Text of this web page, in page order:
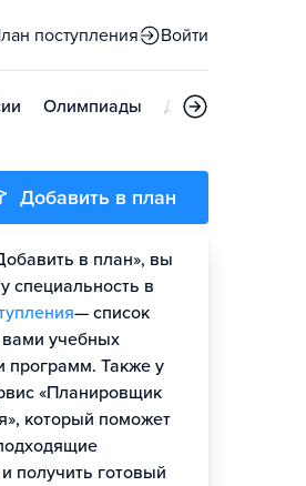
поступления Войти
Олимпиады Дни открытых
Добавить в план
в план», вы
специальность в
— список
учебных
программ. Также у
«Планировщик
который поможет
получить готовый